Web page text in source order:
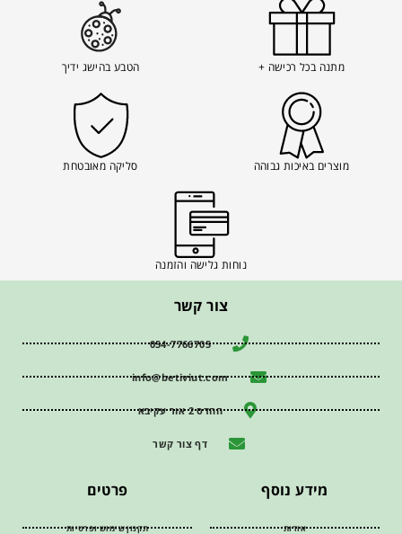
מתנה בכל רכישה + הטבע בהישג ידיך
מוצרים באיכות גבוהה סליקה מאובטחת
נוחות גלישה והזמנה
צור קשר
054-7766705
info@betiviut.com
ההדס 2 אור עקיבא
דף צור קשר
מידע נוסף
אודות
פרטים
תקנון שימוש ופרטיות